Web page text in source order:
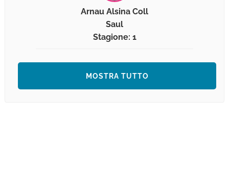
Arnau Alsina Coll
Saul
Stagione: 1
MOSTRA TUTTO